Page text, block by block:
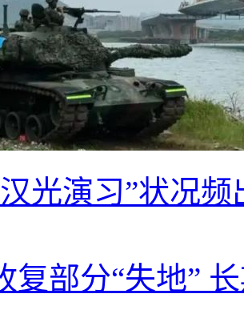
光演习”状况
复部分“失地”